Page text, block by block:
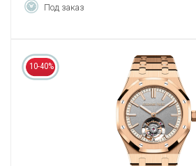
Под заказ
10-40%